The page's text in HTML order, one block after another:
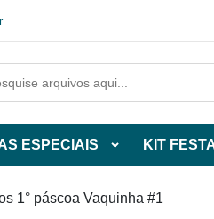
ESPECIAIS
de
KIT
1° páscoa Vaquinha #1